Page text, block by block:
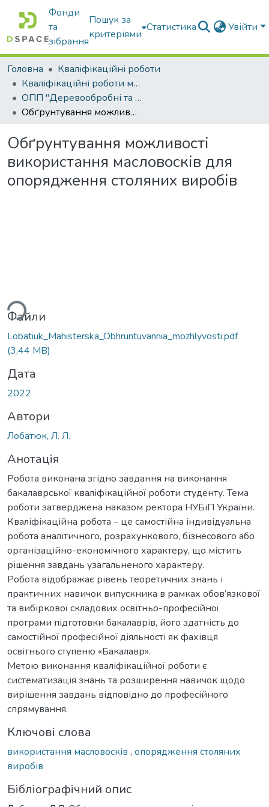
Фонди
та
зібрання
Пошук за
критеріями
Статистика Увійти
Головна
Кваліфікаційні роботи
Кваліфікаційні роботи магістрів
ОПП "Деревообробні та меблеві технології"
Обґрунтування можливості використання масловосків для опорядження столяних виробів
Обґрунтування можливості
використання масловосків для
опорядження столяних виробів
Файли
Lobatiuk_Мahisterska_Obhruntuvannia_mozhlyvosti.pdf
(3,44 MB)
Дата
2022
Автори
Лобатюк, Л. Л.
Анотація
Робота виконана згідно завдання на виконання
бакалаврської кваліфікаційної роботи студенту. Тема
роботи затверджена наказом ректора НУБіП України.
Кваліфікаційна робота – це самостійна індивідуальна
робота аналітичного, розрахункового, бізнесового або
організаційно-економічного характеру, що містить
рішення завдань узагальненого характеру.
Робота відображає рівень теоретичних знань і
практичних навичок випускника в рамках обов’язкової
та вибіркової складових освітньо-професійної
програми підготовки бакалаврів, його здатність до
самостійної професійної діяльності як фахівця
освітнього ступеню «Бакалавр».
Метою виконання кваліфікаційної роботи є
систематизація знань та розширення навичок щодо
вирішення завдань відповідно до професійного
спрямування.
Ключові слова
використання масловосків , опорядження столяних
виробів
Бібліографічний опис